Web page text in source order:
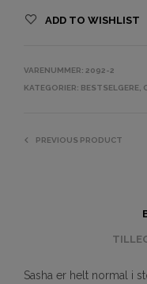
ADD TO WISHLIST
VARENUMMER: 2092-2
KATEGORIER: BESTSELGERE,
PREVIOUS PRODUCT
Sasha er helt normal i